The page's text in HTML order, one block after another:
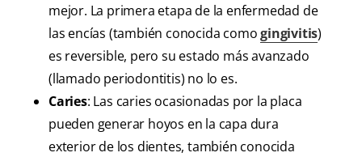
mejor. La primera etapa de la enfermedad de
las encías (también conocida comogingivitis)
es reversible, pero su estado más avanzado
(llamado periodontitis) no lo es.
Caries: Las caries ocasionadas por la placa
pueden generar hoyos en la capa dura
exterior de los dientes, también conocida